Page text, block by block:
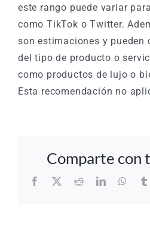
este rango puede variar
como TikTok o Twitter.
son estimaciones y pueden
del tipo de producto o
como productos de lujo o
Esta recomendación no
Comparte con
Facebook RedditLinkedIn